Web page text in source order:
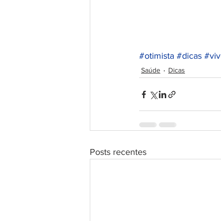
#otimista #dicas
Saúde Dicas
Posts recentes